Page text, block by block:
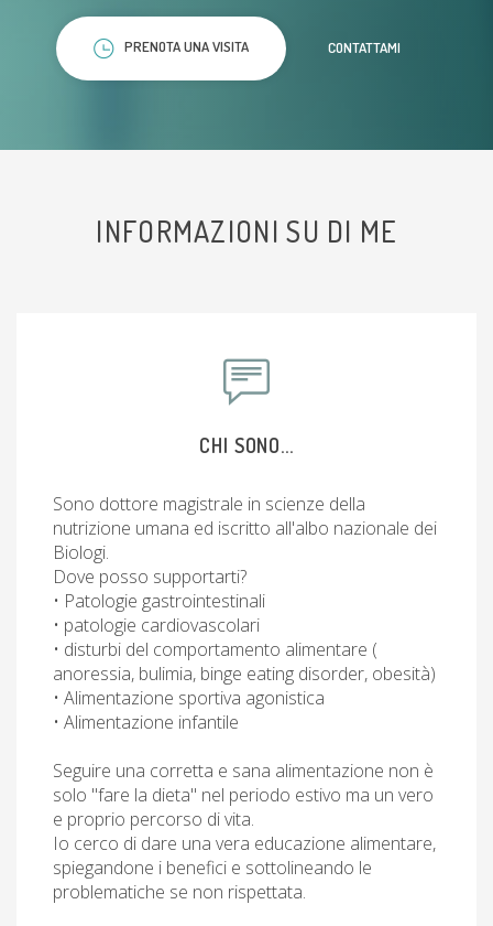
PRENOTA UNA VISITA CONTATTAMI
INFORMAZIONI SU DI ME
CHI SONO...
Sono dottore magistrale in scienze della
nutrizione umana ed iscritto all'albo nazionale dei
Biologi.
Dove posso supportarti?
• Patologie gastrointestinali
• patologie cardiovascolari
• disturbi del comportamento alimentare (
anoressia, bulimia, binge eating disorder, obesità)
• Alimentazione sportiva agonistica
• Alimentazione infantile
Seguire una corretta e sana alimentazione non è
solo "fare la dieta" nel periodo estivo ma un vero
e proprio percorso di vita.
Io cerco di dare una vera educazione alimentare,
spiegandone i benefici e sottolineando le
problematiche se non rispettata.